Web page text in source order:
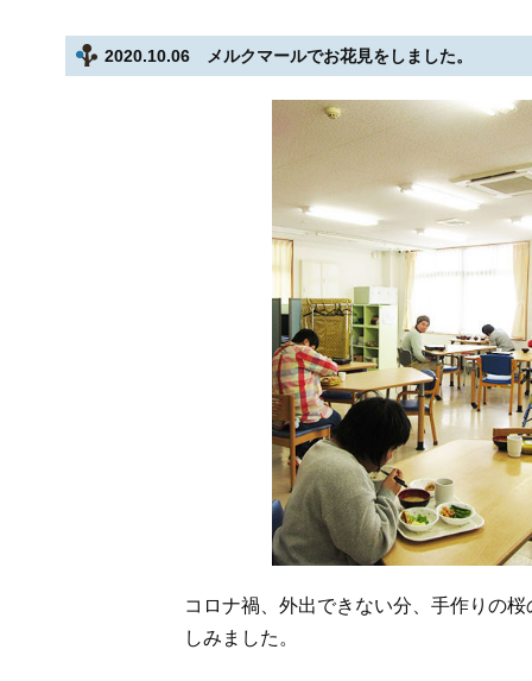
2020.10.06 メルクマールでお花見をしました。
コロナ禍、外出できない分、手作りの
しみました。